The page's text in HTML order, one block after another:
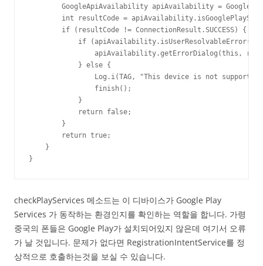
GoogleApiAvailability apiAvailability =
int resultCode =
        if (resultCode != ConnectionResult.SUCCESS) {
if
apiAvailability.getErrorDialog(this,
            } else {
Log.i(TAG, "This device is not
                finish();
            }
            return false;
        }
        return true;
    }
}
checkPlayServices 메소드는 이 디바이스가 Google Play
Services 가 동작하는 환경인지를 확인하는 역할을 합니다. 가령
중국의 폰들은 Google Play가 설치되어있지 않은데 여기서 오류
가 날 것입니다. 문제가 없다면 RegistrationIntentService를 정
상적으로 호출하는것을 보실 수 있습니다.